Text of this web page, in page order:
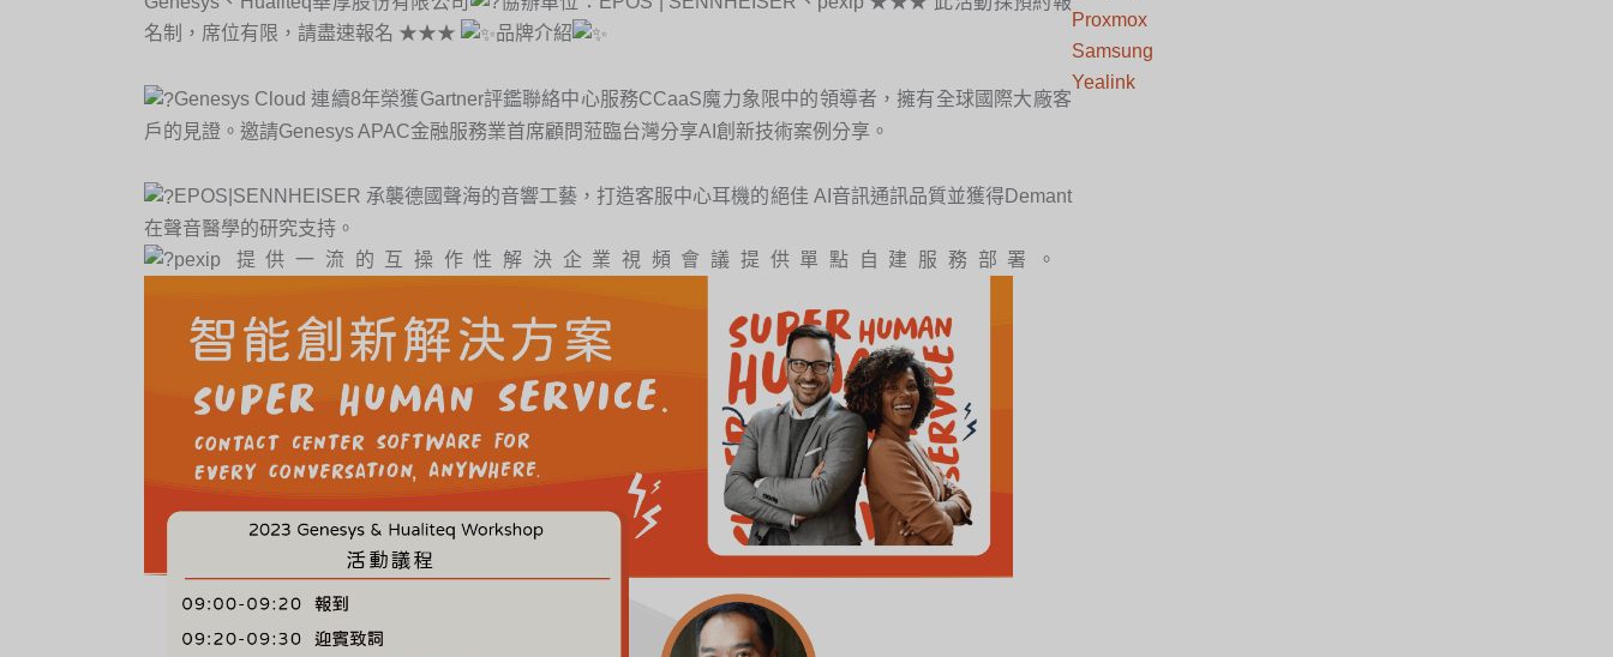
名制，席位有限，請盡速報名 ★★★
品牌介紹
Genesys Cloud 連續8年榮獲Gartner評鑑聯絡中心服務CCaaS魔力象限中的領導者，擁有全球國際大廠客
戶的見證。邀請Genesys APAC金融服務業首席顧問蒞臨台灣分享AI創新技術案例分享。
EPOS|SENNHEISER 承襲德國聲海的音響工藝，打造客服中心耳機的絕佳 AI音訊通訊品質並獲得Demant
在聲音醫學的研究支持。
pexip 提供一流的互操作性解決企業視頻會議提供單點自建服務部署。
Proxmox
Samsung
Yealink